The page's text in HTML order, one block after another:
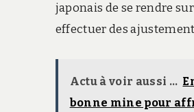
japonais de se rendre
effectuer des
Actu à voir aussi ...
bonne mine pour